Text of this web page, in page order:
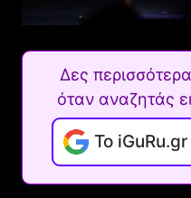
Δες
όταν αναζητάς
Το